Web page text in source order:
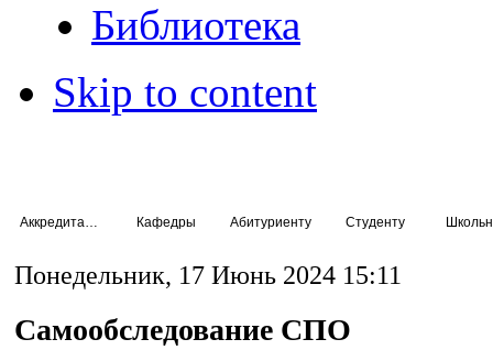
Библиотека
Skip to content
Кафедры Абитуриенту Студенту
Понедельник, 17 Июнь 2024 15:11
Самообследование СПО